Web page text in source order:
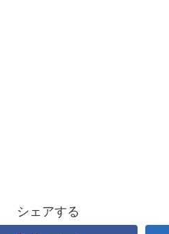
シェアする